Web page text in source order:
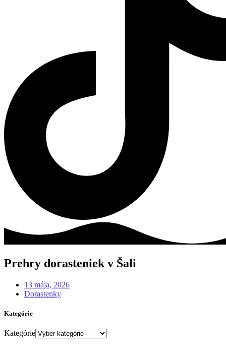
Prehry dorasteniek v Šali
13 mája, 2026
Dorastenky
Kategórie
Kategórie